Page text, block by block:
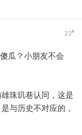
23#
瓜？小朋友不会
珠玑巷认同，这是
与历史不对应的，